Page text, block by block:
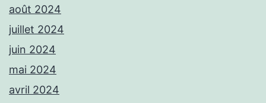
août 2024
juillet 2024
juin 2024
mai 2024
avril 2024